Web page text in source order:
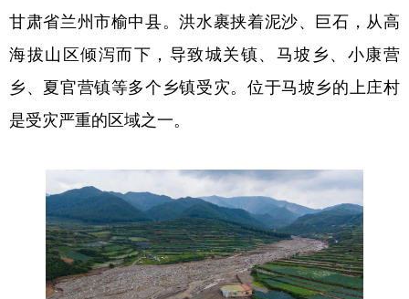
甘肃省兰州市榆中县。洪水裹挟着泥沙、巨石，从高
海拔山区倾泻而下，导致城关镇、马坡乡、小康营
乡、夏官营镇等多个乡镇受灾。位于马坡乡的上庄村
是受灾严重的区域之一。